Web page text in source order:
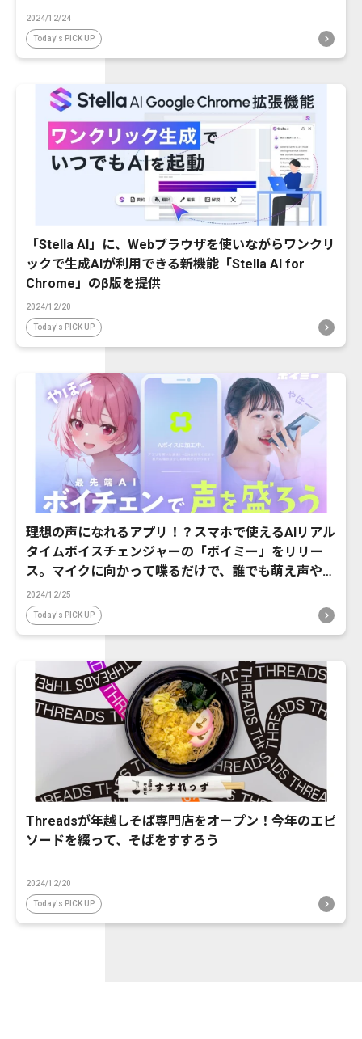
2024/12/24
Today's PICK UP
「Stella AI」に、Webブラウザを使いながらワンクリ
ックで生成AIが利用できる新機能「Stella AI for
Chrome」のβ版を提供
2024/12/20
Today's PICK UP
理想の声になれるアプリ！？スマホで使えるAIリアル
タイムボイスチェンジャーの「ボイミー」をリリー
ス。マイクに向かって喋るだけで、誰でも萌え声やイ
ケボ風に音声変換が可能に。
2024/12/25
Today's PICK UP
Threadsが年越しそば専門店をオープン！今年のエピ
ソードを綴って、そばをすすろう
2024/12/20
Today's PICK UP